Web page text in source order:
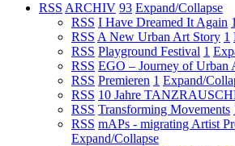
RSS ARCHIV 93 Expand/Collapse
RSS I Have Dreamed It Again 1
RSS A New Urban Art Story 1
RSS Playground Festival 1
RSS EGO – Journey of Urban
RSS Premieren 1 Expand/
RSS 10 Jahre
RSS Transforming Movements
RSS mAPs - migrating Artist
Expand/Collapse